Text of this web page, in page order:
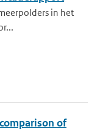
in het
of